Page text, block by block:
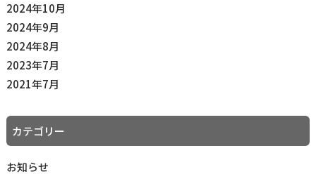
2024年10月
2024年9月
2024年8月
2023年7月
2021年7月
カテゴリー
お知らせ